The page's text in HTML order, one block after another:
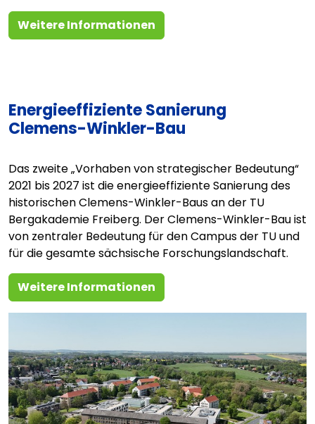
Weitere Informationen
Energieeffiziente Sanierung
Clemens-Winkler-Bau
Das zweite „Vorhaben von strategischer Bedeutung“
2021 bis 2027 ist die energieeffiziente Sanierung des
historischen Clemens-Winkler-Baus an der TU
Bergakademie Freiberg. Der Clemens-Winkler-Bau ist
von zentraler Bedeutung für den Campus der TU und
für die gesamte sächsische Forschungslandschaft.
Weitere Informationen